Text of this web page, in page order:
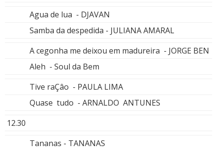
Agua de lua - DJAVAN
Samba da despedida - JULIANA AMARAL
A cegonha me deixou em madureira - JORGE BEN
Aleh - Soul da Bem
Tive raÇâo - PAULA LIMA
Quase tudo - ARNALDO ANTUNES
12.30
Tananas - TANANAS